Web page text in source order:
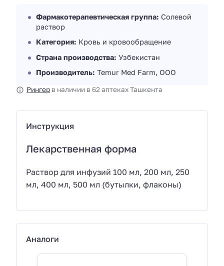
Фармакотерапевтическая группа: Солевой
раствор
Категория: Кровь и кровообращение
Страна производства: Узбекистан
Производитель: Temur Med Farm, OOO
Рингерв наличии в 62 аптеках Ташкента
Инструкция
Лекарственная форма
Раствор для инфузий 100 мл, 200 мл, 250
мл, 400 мл, 500 мл (бутылки, флаконы)
Аналоги